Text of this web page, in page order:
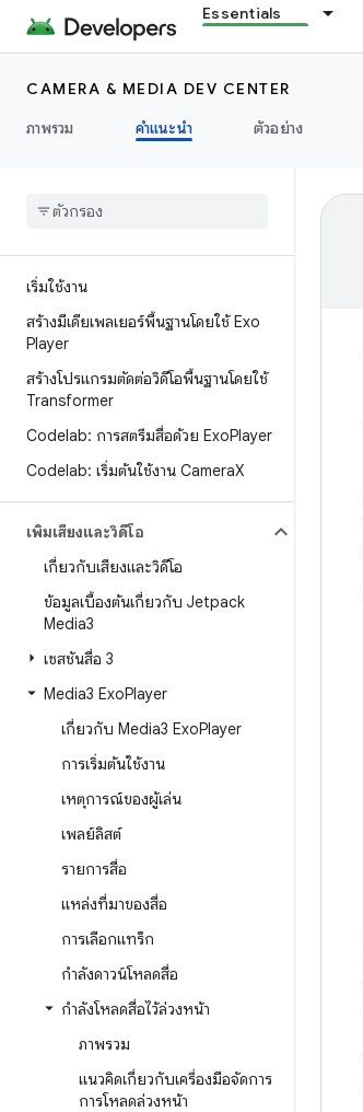
Essentials
CAMERA & MEDIA DEV CENTER
ภาพรวม
คำแนะนำ ตัวอย่าง
เริ่มใช้งาน
สร้างมีเดียเพลเยอร์พื้นฐานโดยใช้ Exo
Player
สร้างโปรแกรมตัดต่อวิดีโอพื้นฐานโดยใช้
Transformer
Codelab: การสตรีมสื่อด้วย ExoPlayer
Codelab: เริ่มต้นใช้งาน CameraX
เพิ่มเสียงและวิดีโอ
เกี่ยวกับเสียงและวิดีโอ
ข้อมูลเบื้องต้นเกี่ยวกับ Jetpack
Media3
เซสชันสื่อ 3
Media3 ExoPlayer
เกี่ยวกับ Media3 ExoPlayer
การเริ่มต้นใช้งาน
เหตุการณ์ของผู้เล่น
เพลย์ลิสต์
รายการสื่อ
แหล่งที่มาของสื่อ
การเลือกแทร็ก
กำลังดาวน์โหลดสื่อ
กําลังโหลดสื่อไว้ล่วงหน้า
ภาพรวม
แนวคิดเกี่ยวกับเครื่องมือจัดการ
การโหลดล่วงหน้า